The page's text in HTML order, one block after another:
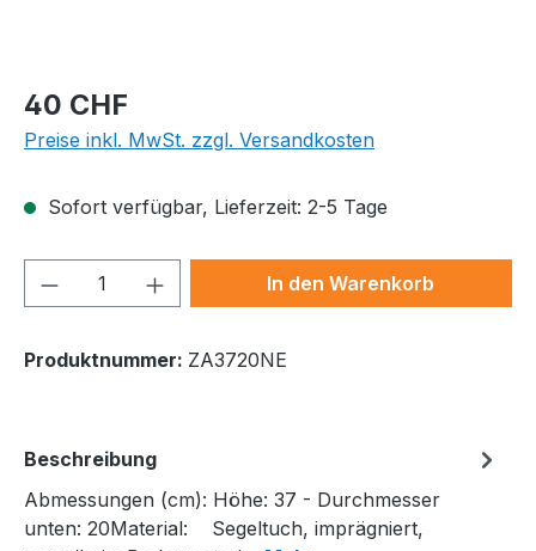
Regulärer Preis:
40 CHF
Preise inkl. MwSt. zzgl. Versandkosten
Sofort verfügbar, Lieferzeit: 2-5 Tage
Produkt Anzahl: Gib denIn den Warenkorb
Produktnummer: ZA3720NE
Beschreibung
Abmessungen (cm): Höhe: 37 - Durchmesser
unten: 20Material: Segeltuch, imprägniert,